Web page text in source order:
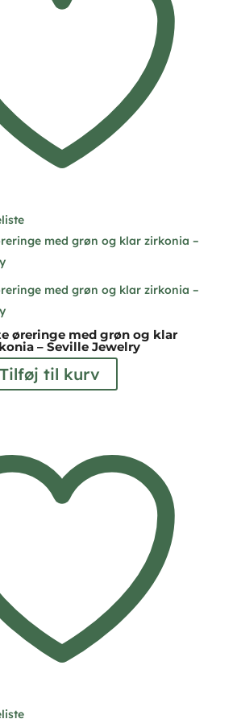
øreringe med grøn og klar
– Seville Jewelry
Tilføj til kurv